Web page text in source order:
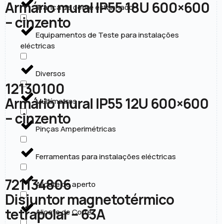
Trança de cobre estanhado
Equipamentos de Teste para instalações
eléctricas
Diversos
Multímetros
Pinças Amperimétricas
Ferramentas para instalações eléctricas
Alicate de aperto
Alicate de Corte
Armário mural IP55 18U 600×600
– cinzento
12130100
Armário mural IP55 12U 600×600
– cinzento
721134806
Disjuntor magnetotérmico
tetrapolar – 63A